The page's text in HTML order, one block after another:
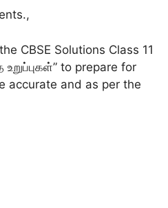
CBSE Solutions Class 11
to prepare for
accurate and as per the